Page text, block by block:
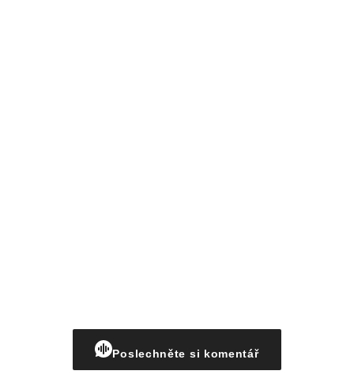
Poslechněte si komentář